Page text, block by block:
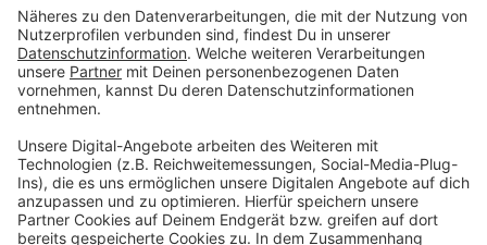
Hier informiert die Stadt über die Zukunft des
Ratinger Hofs
Düsseldorfer Altstadt: 2021 wurde der Ratinger
Hof "wiederbelebt"
Düsseldorf: Campino hat ein Buch geschrieben
Düsseldorf: Virtuelle Ausstellung über
elektronische Musik